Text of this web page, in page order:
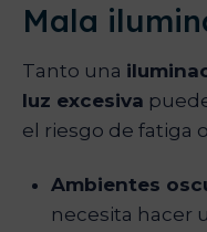
Mala
Tanto una
luz excesiva
el riesgo de fatiga
Ambientes
necesita hacer